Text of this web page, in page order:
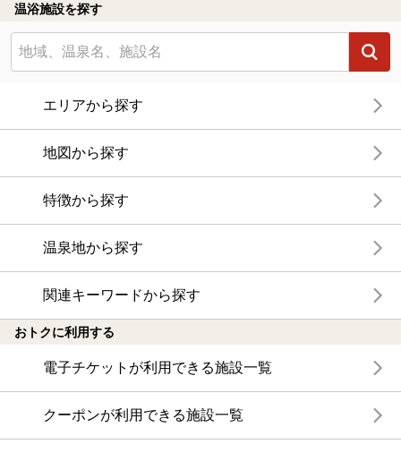
温浴施設を探す
エリアから探す
地図から探す
特徴から探す
温泉地から探す
関連キーワードから探す
おトクに利用する
電子チケットが利用できる施設一覧
クーポンが利用できる施設一覧